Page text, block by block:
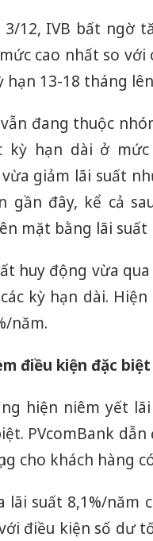
3/12, IVB bất ngờ
cao nhất so
13-18 tháng
đang thuộc
kỳ hạn dài ở
vừa giảm lãi suất
gần đây, kể cả
mặt bằng lãi
huy động vừa
kỳ hạn dài.
năm.
điều kiện đặc biệt
hiện niêm yết
PVcomBank
cho khách hàng
lãi suất 8,1%/năm
điều kiện số dư